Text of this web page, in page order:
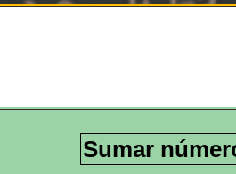
Sumar